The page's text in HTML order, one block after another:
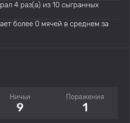
4 раз(а) из 10 сыгранных
более 0 мячей в среднем за
Ничьи
9
Поражения
1